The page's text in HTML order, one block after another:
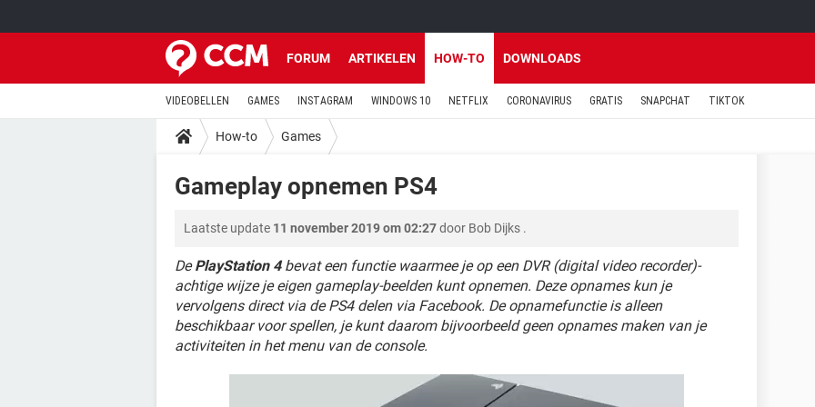
FORUM ARTIKELEN HOW-TO DOWNLOADS
VIDEOBELLEN GAMES INSTAGRAM WINDOWS 10 NETFLIX CORONAVIRUS GRATIS SNAPCHAT TIKTOK
How-to Games
Gameplay opnemen PS4
Laatste update 11 november 2019 om 02:27door Bob Dijks .
DePlayStation 4bevat een functie waarmee je op een DVR (digital video recorder)-
achtige wijze je eigen gameplay-beelden kunt opnemen. Deze opnames kun je
vervolgens direct via de PS4 delen via Facebook. De opnamefunctie is alleen
beschikbaar voor spellen, je kunt daarom bijvoorbeeld geen opnames maken van je
activiteiten in het menu van de console.